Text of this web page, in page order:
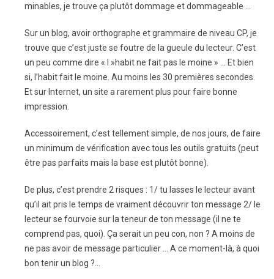
minables, je trouve ça plutôt dommage et dommageable …
Sur un blog, avoir orthographe et grammaire de niveau CP, je
trouve que c’est juste se foutre de la gueule du lecteur. C’est
un peu comme dire « l »habit ne fait pas le moine » … Et bien
si, l’habit fait le moine. Au moins les 30 premières secondes.
Et sur Internet, un site a rarement plus pour faire bonne
impression.
Accessoirement, c’est tellement simple, de nos jours, de faire
un minimum de vérification avec tous les outils gratuits (peut
être pas parfaits mais la base est plutôt bonne).
De plus, c’est prendre 2 risques : 1/ tu lasses le lecteur avant
qu’il ait pris le temps de vraiment découvrir ton message 2/ le
lecteur se fourvoie sur la teneur de ton message (il ne te
comprend pas, quoi). Ça serait un peu con, non ? A moins de
ne pas avoir de message particulier … A ce moment-là, à quoi
bon tenir un blog ?…